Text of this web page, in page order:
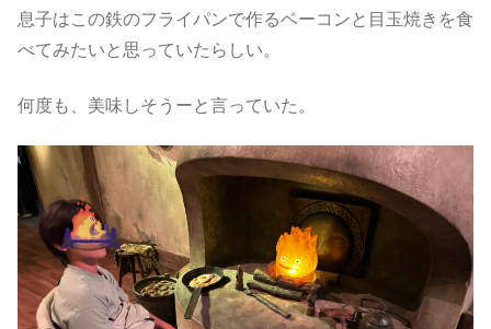
息子はこの鉄のフライパンで作るベーコンと目玉焼きを食
べてみたいと思っていたらしい。
何度も、美味しそうーと言っていた。